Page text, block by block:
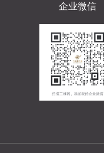
企业微信